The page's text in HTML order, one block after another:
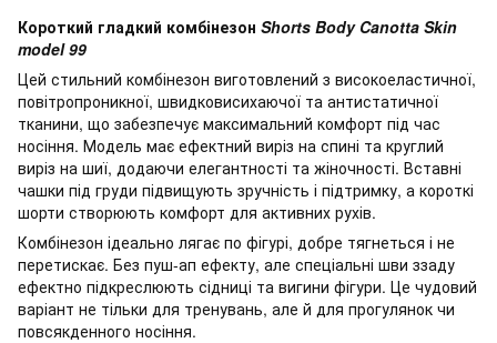
Короткий гладкий комбінезон Shorts Body Canotta Skin
model 99
Цей стильний комбінезон виготовлений з високоеластичної,
повітропроникної, швидковисихаючої та антистатичної
тканини, що забезпечує максимальний комфорт під час
носіння. Модель має ефектний виріз на спині та круглий
виріз на шиї, додаючи елегантності та жіночності. Вставні
чашки під груди підвищують зручність і підтримку, а короткі
шорти створюють комфорт для активних рухів.
Комбінезон ідеально лягає по фігурі, добре тягнеться і не
перетискає. Без пуш-ап ефекту, але спеціальні шви ззаду
ефектно підкреслюють сідниці та вигини фігури. Це чудовий
варіант не тільки для тренувань, але й для прогулянок чи
повсякденного носіння.